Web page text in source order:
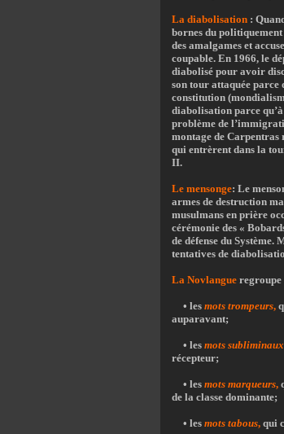
La diabolisation :
bornes du
des amalgames et
coupable. En 1966, le
diabolisé pour avoir
son tour attaquée parce
constitution
diabolisation parce
problème de
montage de Carpentras
qui entrèrent dans la
II.
Le mensonge: Le
armes de destruction
musulmans en prière
cérémonie des «
de défense du Système.
tentatives de
La Novlangue regroupe
• les mots trompeurs,
auparavant;
• les mots subliminaux
récepteur;
• les mots marqueurs,
de la classe dominante;
• les mots tabous, qui